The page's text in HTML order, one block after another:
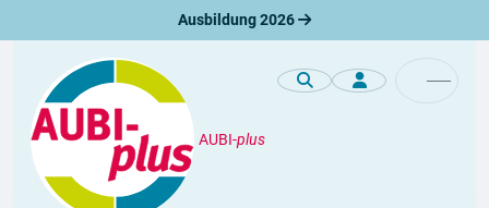
Ausbildung 2026
AUBI-plus
Unternehmen